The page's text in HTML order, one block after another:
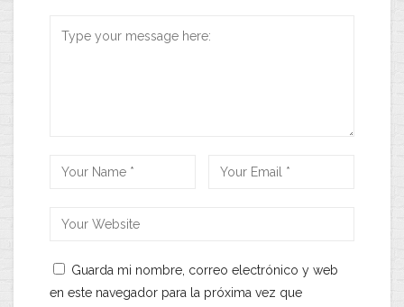
Guarda mi nombre, correo electrónico y web
en este navegador para la próxima vez que